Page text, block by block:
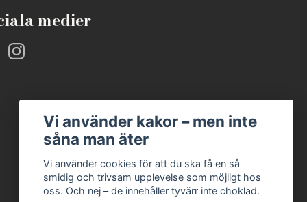
medier
Vi använder kakor – men inte
såna man äter
Vi använder cookies för att du ska få en så
smidig och trivsam upplevelse som möjligt hos
oss. Och nej – de innehåller tyvärr inte choklad.